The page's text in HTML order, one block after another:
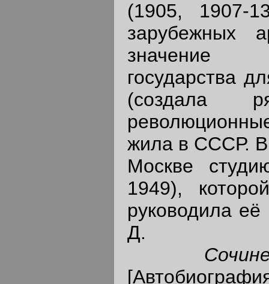
(1905, 1907-
зарубежных
значение
государства
(создала
жила в СССР. В
Москве
1949),
руководила
Д.
Соч